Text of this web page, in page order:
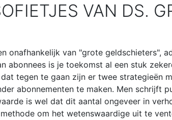
VAN DS.
onafhankelijk van "grote geldschieters",
abonnees is je toekomst al een stuk
tegen te gaan zijn er twee strategieën
abonnementen te maken. Men schrijft
is wel dat dit aantal ongeveer in
om het wetenswaardige uit te